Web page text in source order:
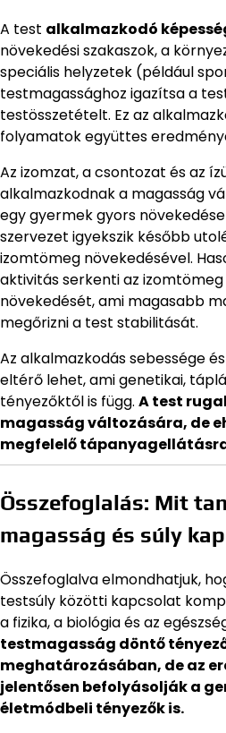
A test alkalmazkodó
növekedési szakaszok, a
speciális helyzetek (például
testmagassághoz igazítsa a
testösszetételt. Ez az
folyamatok együttes
Az izomzat, a csontozat és az
alkalmazkodnak a magasság
egy gyermek gyors
szervezet igyekszik később
izomtömeg növekedésével.
aktivitás serkenti az
növekedését, ami magasabb
megőrizni a test stabilitását.
Az alkalmazkodás sebessége
eltérő lehet, ami genetikai,
tényezőktől is függ. A test
magasság változására, de
megfelelő
Összefoglalás: Mit
magasság és súly
Összefoglalva elmondhatjuk,
testsúly közötti kapcsolat
a fizika, a biológia és az
testmagasság döntő
meghatározásában, de az
jelentősen befolyásolják a
életmódbeli tényezők is.